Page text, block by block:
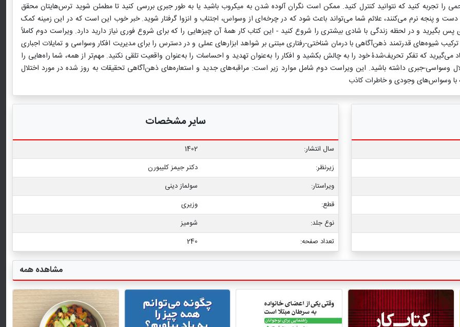
را تجربه کنید که نتوانید کنترل کنید. ممکن است نگران آلوده شدن به میکروب باشید یا به طور جبری بررسی کنید تا مطمئن شوید ترس‌هایتان محقق
و پنجه نرم می‌کنند، علائم شما می‌تواند باعث شود که در چرخه‌ای از وسواس، اجتناب و انزوا گرفتار شوید. خبر خوب این است که در این زمینه کمک
بگیرید و در لحظه زندگی با شادی بیشتری را شروع کنید - این کتاب کار همۀ آن چیزهایی را که برای شروع فوری نیاز دارید دارد. ویراست دوم کاملاً
شیوه‌های قدرتمند ذهن‌آگاهی با درمان شناختی-رفتاری مبتنی بر شواهد ابزارهای عملی و در دسترس را برای مدیریت افکار وسواسی و تمایلات اجباری
می‌گیرید که تفکر تحریف‌شدۀ خود را به چالش بکشید و افکار را به‌عنوان تهدید و احساسات را به‌عنوان واقعیت تلقی نکنید. مهم‌تر از همه، شما راه‌هایی را
وسواسی-جبری داشته باشید. این ویراست دوم شامل موارد زیر است: مراقبه‌های جدید و استعاره‌های ذهن‌آگاهی تحقیقات به روز شده در مورد اختلال
با وسواس‌های وجودی و خاطرات کاذب
سایر مشخصات
سال انتشار:
1402
زیرنظر:
دکتر جیمز کلیبورن
ویراستار:
سولماز دینی
قطع:
وزیری
نوع جلد:
شومیز
تعداد صفحه:
240
مشاهده همه